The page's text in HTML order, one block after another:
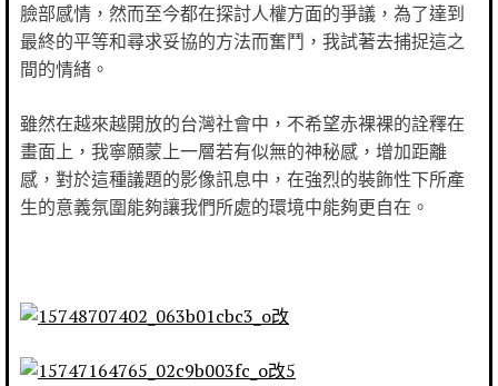
臉部感情，然而至今都在探討人權方面的爭議，為了達到
最終的平等和尋求妥協的方法而奮鬥，我試著去捕捉這之
間的情緒。
雖然在越來越開放的台灣社會中，不希望赤裸裸的詮釋在
畫面上，我寧願蒙上一層若有似無的神秘感，增加距離
感，對於這種議題的影像訊息中，在強烈的裝飾性下所產
生的意義氛圍能夠讓我們所處的環境中能夠更自在。